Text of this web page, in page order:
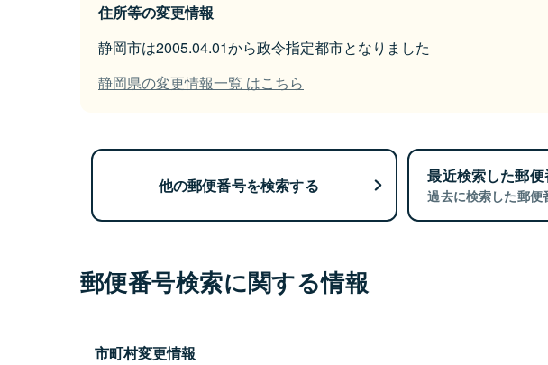
住所等の変更情報
静岡市は2005.04.01から政令指定都市となりました
静岡県の変更情報一覧 はこちら
他の郵便番号を検索する 最近検索した郵
過去に検索した郵便
郵便番号検索に関する情報
市町村変更情報